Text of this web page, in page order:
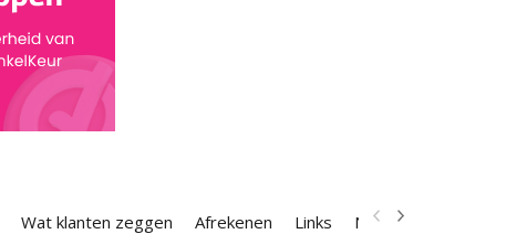
Wat klanten zeggen Afrekenen Links Nieuwsbrief